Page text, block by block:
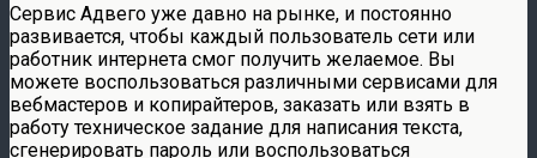
Сервис Адвего уже давно на рынке, и постоянно
развивается, чтобы каждый пользователь сети или
работник интернета смог получить желаемое. Вы
можете воспользоваться различными сервисами для
вебмастеров и копирайтеров, заказать или взять в
работу техническое задание для написания текста,
сгенерировать пароль или воспользоваться